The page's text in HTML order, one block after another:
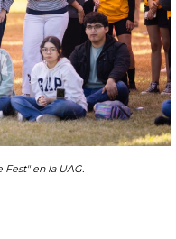
en la UAG.